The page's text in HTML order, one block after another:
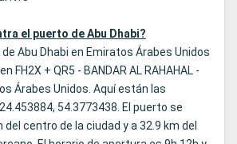
el puerto de Abu Dhabi?
Abu Dhabi en Emiratos Árabes Unidos
FH2X + QR5 - BANDAR AL RAHAHAL -
Árabes Unidos. Aquí están las
54.3773438. El puerto se
centro de la ciudad y a 32.9 km del